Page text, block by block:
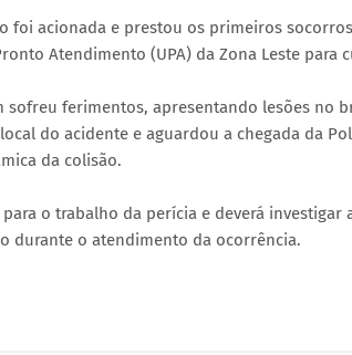
foi acionada e prestou os primeiros
Atendimento (UPA) da Zona Leste para
ferimentos, apresentando lesões no
do acidente e aguardou a chegada da
da colisão.
o trabalho da perícia e deverá investigar
durante o atendimento da ocorrência.